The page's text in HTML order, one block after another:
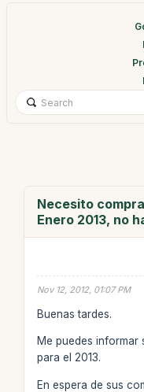
Necesito
Enero 2013, no
Nov 12, 2012, 01:07 PM
Buenas tardes.
Me puedes informar
para el 2013.
En espera de sus